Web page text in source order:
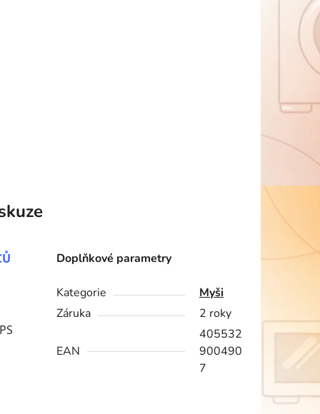
Doplňkové parametry
Kategorie
Myši
Záruka
2 roky
EAN
405532
900490
7